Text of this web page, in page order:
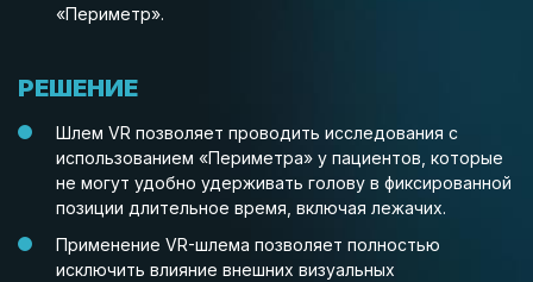
«Периметр».
РЕШЕНИЕ
Шлем VR позволяет проводить исследования с
использованием «Периметра» у пациентов, которые
не могут удобно удерживать голову в фиксированной
позиции длительное время, включая лежачих.
Применение VR-шлема позволяет полностью
исключить влияние внешних визуальных